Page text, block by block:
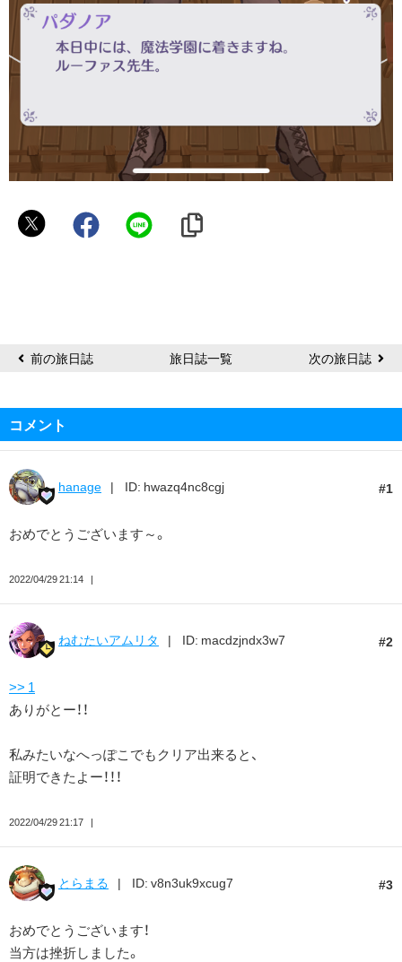
ね
リ 前の旅日誌 旅日誌一覧 次の旅日誌
コメント
1
hanage ID: hwazq4nc8cgj
おめでとうございます～。
2022/04/29 21:14
2
ねむたいアムリタ ID: macdzjndx3w7
>> 1
ありがとー！！
私みたいなへっぽこでもクリア出来ると、
証明できたよー！！！
2022/04/29 21:17
3
とらまる ID: v8n3uk9xcug7
おめでとうございます！
当方は挫折しました。